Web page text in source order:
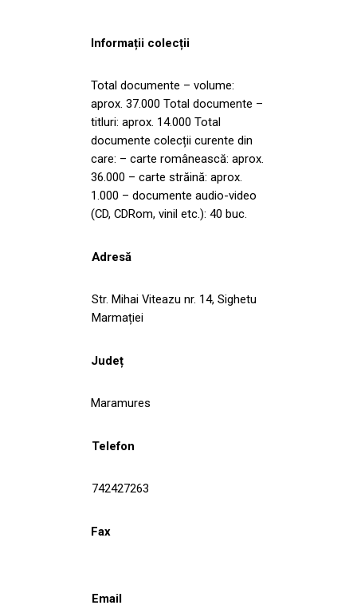
Informații colecții
Total documente – volume:
aprox. 37.000 Total documente –
titluri: aprox. 14.000 Total
documente colecții curente din
care: – carte românească: aprox.
36.000 – carte străină: aprox.
1.000 – documente audio-video
(CD, CDRom, vinil etc.): 40 buc.
Adresă
Str. Mihai Viteazu nr. 14, Sighetu
Marmației
Județ
Maramures
Telefon
742427263
Fax
Email